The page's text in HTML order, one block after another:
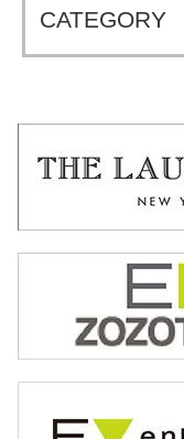
CATEGORY